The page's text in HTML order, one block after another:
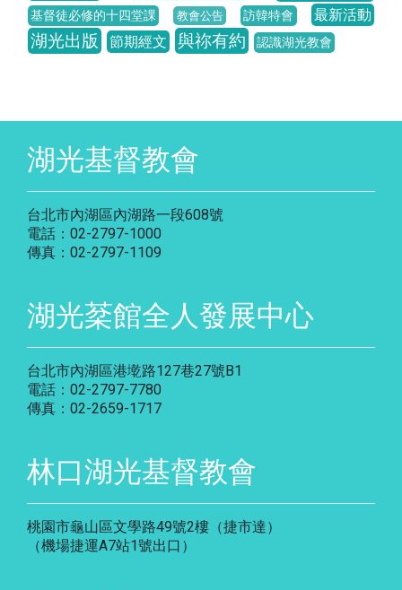
基督徒必修的十四堂課 教會公告 訪韓特會 最新活動
湖光出版 節期經文 與祢有約 認識湖光教會
湖光基督教會
台北市內湖區內湖路一段608號
電話：02-2797-1000
傳真：02-2797-1109
湖光棻館全人發展中心
台北市內湖區港墘路127巷27號B1
電話：02-2797-7780
傳真：02-2659-1717
林口湖光基督教會
桃園市龜山區文學路49號2樓（捷市達）
（機場捷運A7站1號出口）